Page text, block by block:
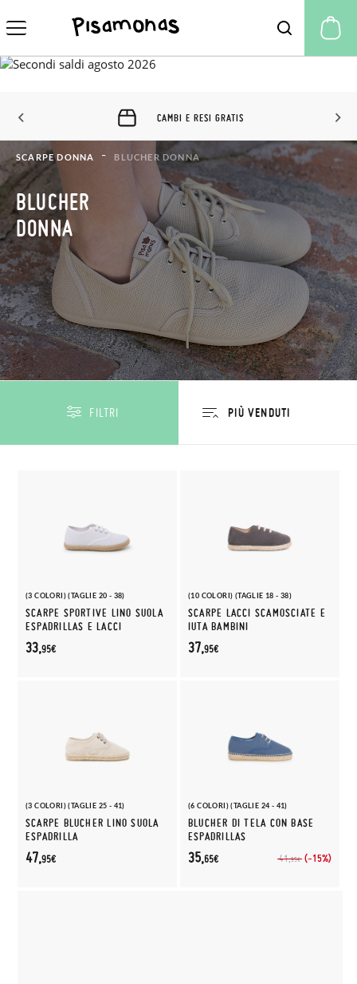
CAMBI E RESI GRATIS
SCARPE DONNA BLUCHER DONNA
BLUCHER
DONNA
FILTRI
(3 COLORI) (TAGLIE 20 - 38)
SCARPE SPORTIVE LINO SUOLA
ESPADRILLAS E LACCI
33,95€
(10 COLORI) (TAGLIE 18 - 38)
SCARPE LACCI SCAMOSCIATE E
IUTA BAMBINI
37,95€
(3 COLORI) (TAGLIE 25 - 41)
SCARPE BLUCHER LINO SUOLA
ESPADRILLA
47,95€
(6 COLORI) (TAGLIE 24 - 41)
BLUCHER DI TELA CON BASE
ESPADRILLAS
41,95€ (-15%)
35,65€